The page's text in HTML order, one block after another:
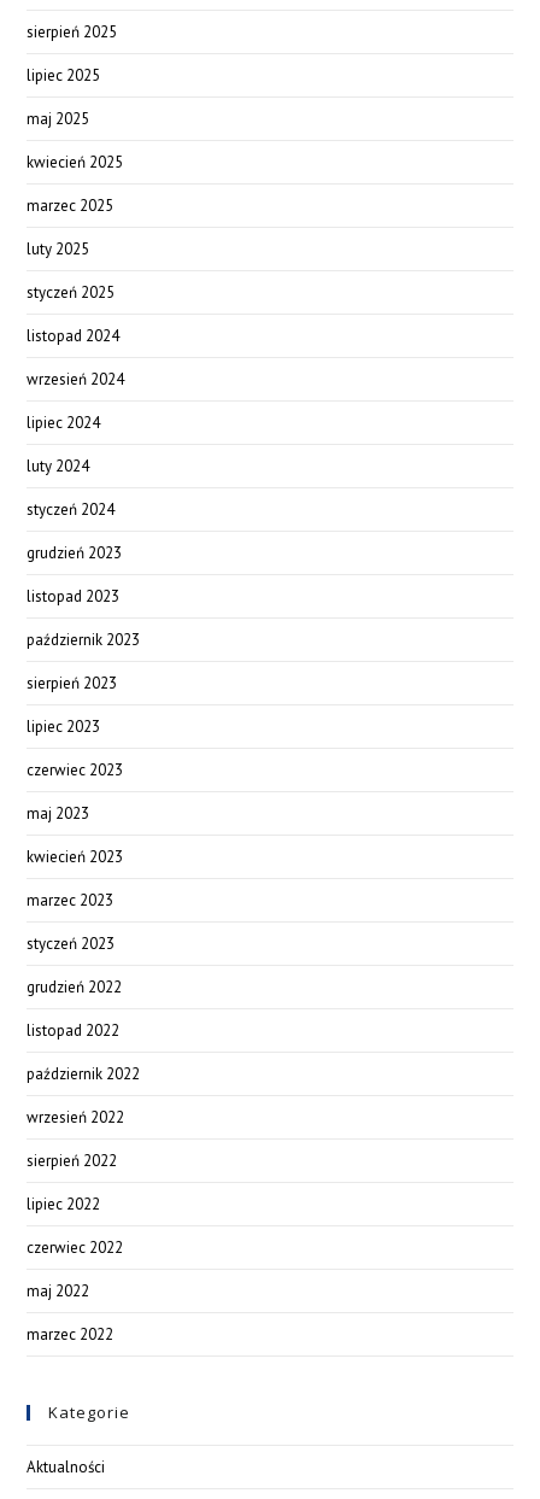
sierpień 2025
lipiec 2025
maj 2025
kwiecień 2025
marzec 2025
luty 2025
styczeń 2025
listopad 2024
wrzesień 2024
lipiec 2024
luty 2024
styczeń 2024
grudzień 2023
listopad 2023
październik 2023
sierpień 2023
lipiec 2023
czerwiec 2023
maj 2023
kwiecień 2023
marzec 2023
styczeń 2023
grudzień 2022
listopad 2022
październik 2022
wrzesień 2022
sierpień 2022
lipiec 2022
czerwiec 2022
maj 2022
marzec 2022
Kategorie
Aktualności